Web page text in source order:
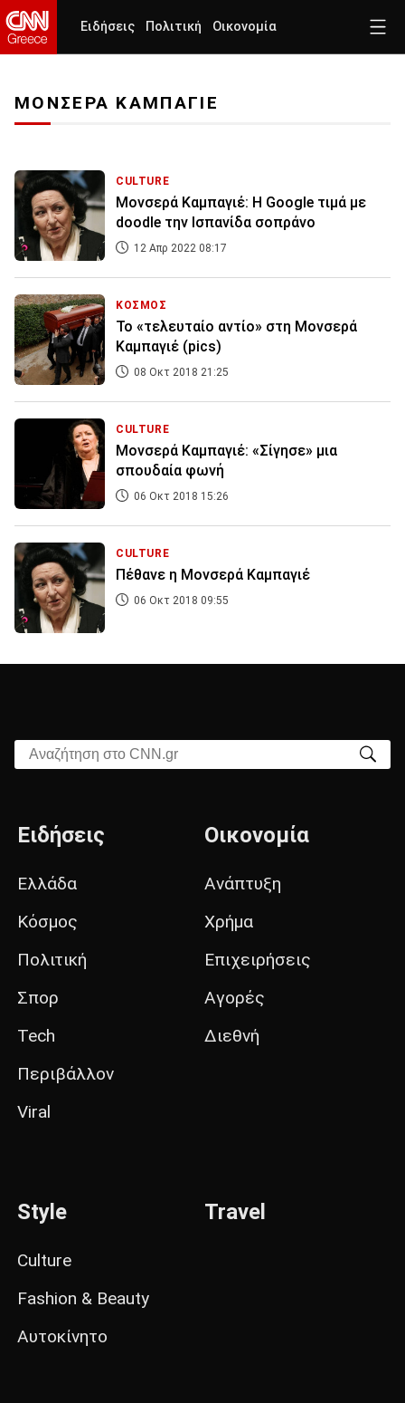
Ειδήσεις Πολιτική Οικονομία
ΜΟΝΣΕΡΑ ΚΑΜΠΑΓΙΕ
CULTURE
Μονσερά Καμπαγιέ: Η Google τιμά με
doodle την Ισπανίδα σοπράνο
12 Απρ 2022 08:17
ΚΟΣΜΟΣ
Το «τελευταίο αντίο» στη Μονσερά
Καμπαγιέ (pics)
08 Οκτ 2018 21:25
CULTURE
Μονσερά Καμπαγιέ: «Σίγησε» μια
σπουδαία φωνή
06 Οκτ 2018 15:26
CULTURE
Πέθανε η Μονσερά Καμπαγιέ
06 Οκτ 2018 09:55
Αναζήτηση στο CNN.gr
Ειδήσεις
Ελλάδα
Κόσμος
Πολιτική
Σπορ
Tech
Περιβάλλον
Viral
Οικονομία
Ανάπτυξη
Χρήμα
Επιχειρήσεις
Αγορές
Διεθνή
Style
Culture
Fashion & Beauty
Αυτοκίνητο
Travel